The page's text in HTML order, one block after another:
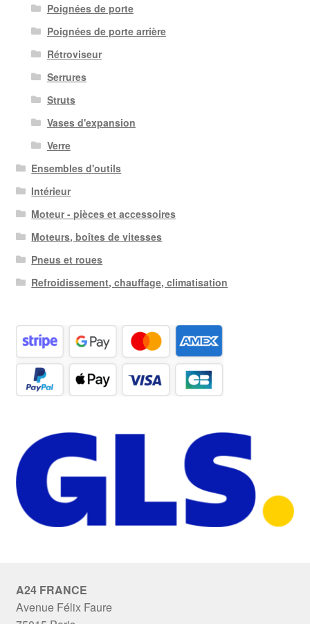
Poignées de porte
Poignées de porte arrière
Rétroviseur
Serrures
Struts
Vases d'expansion
Verre
Ensembles d'outils
Intérieur
Moteur - pièces et accessoires
Moteurs, boîtes de vitesses
Pneus et roues
Refroidissement, chauffage, climatisation
A24 FRANCE
Avenue Félix Faure